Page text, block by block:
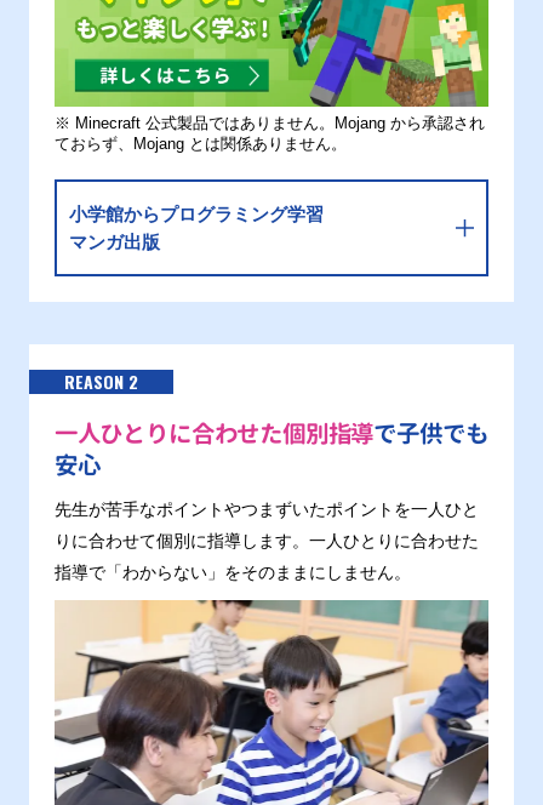
※ Minecraft 公式製品ではありません。Mojang から承認され
ておらず、Mojang とは関係ありません。
小学館からプログラミング学習
マンガ出版
REASON 2
一人ひとりに合わせた個別指導で子供でも
安心
先生が苦手なポイントやつまずいたポイントを一人ひと
りに合わせて個別に指導します。一人ひとりに合わせた
指導で「わからない」をそのままにしません。